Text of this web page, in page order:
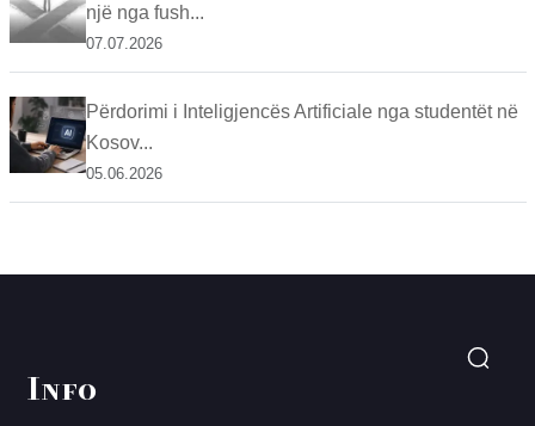
një nga fush...
07.07.2026
Përdorimi i Inteligjencës Artificiale nga studentët në
Kosov...
05.06.2026
Info